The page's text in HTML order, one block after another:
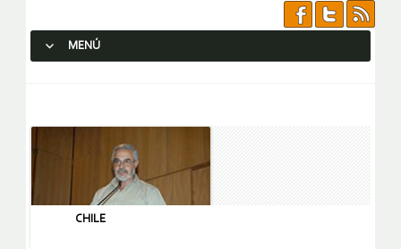
MENÚ
CHILE